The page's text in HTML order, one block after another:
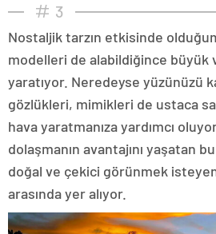
3
Nostaljik tarzın etkisinde
modelleri de alabildiğince büyük
yaratıyor. Neredeyse yüzünüzü
gözlükleri, mimikleri de ustaca
hava yaratmanıza yardımcı
dolaşmanın avantajını yaşatan
doğal ve çekici görünmek
arasında yer alıyor.